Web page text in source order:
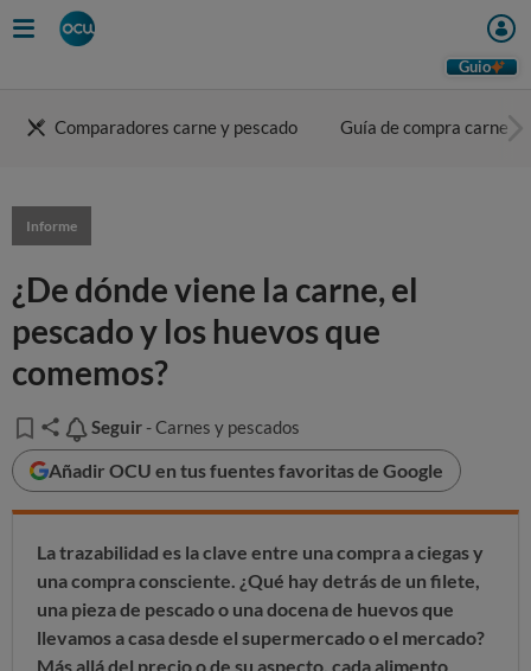
Guio
Comparadores carne y pescado Guía de compra carne
Informe
¿De dónde viene la carne, el
pescado y los huevos que
comemos?
Seguir
Seguir - Carnes y pescados
Añadir OCU en tus fuentes favoritas de Google
La trazabilidad es la clave entre una compra a ciegas y
una compra consciente. ¿Qué hay detrás de un filete,
una pieza de pescado o una docena de huevos que
llevamos a casa desde el supermercado o el mercado?
Más allá del precio o de su aspecto, cada alimento